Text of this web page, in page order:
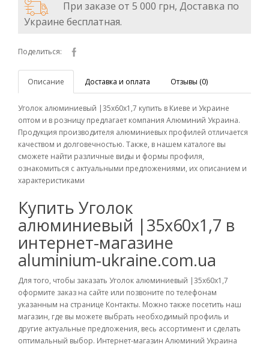
При заказе от 5 000 грн, Доставка по
Украине бесплатная.
Поделиться:
Описание Доставка и оплата Отзывы (0)
Уголок алюминиевый |35х60х1,7 купить в Киеве и Украине
оптом и в розницу предлагает компания Алюминий Украина.
Продукция производителя алюминиевых профилей отличается
качеством и долговечностью. Также, в нашем каталоге вы
сможете найти различные виды и формы профиля,
ознакомиться с актуальными предложениями, их описанием и
характеристиками
Купить Уголок
алюминиевый |35х60х1,7 в
интернет-магазине
aluminium-ukraine.com.ua
Для того, чтобы заказать Уголок алюминиевый |35х60х1,7
оформите заказ на сайте или позвоните по телефонам
указанным на странице Контакты. Можно также посетить наш
магазин, где вы можете выбрать необходимый профиль и
другие актуальные предложения, весь ассортимент и сделать
оптимальный выбор. Интернет-магазин Алюминий Украина